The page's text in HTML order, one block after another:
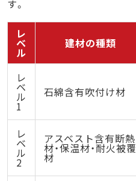
す。
レ
ベ
ル
建材の種類
レ
ベ
ル
1
石綿含有吹付け材
レ
ベ
ル
2
アスベスト含有断熱
材・保温材・耐火被覆
材